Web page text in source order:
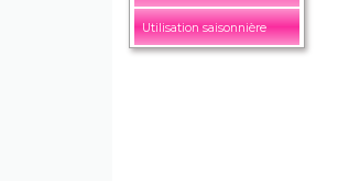
Utilisation saisonnière